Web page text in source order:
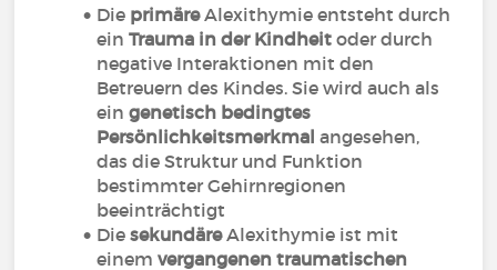
Die primäreAlexithymie entsteht durch
einTrauma in der Kindheitoder durch
negative Interaktionen mit den
Betreuern des Kindes. Sie wird auch als
eingenetisch bedingtes
Persönlichkeitsmerkmalangesehen,
das die Struktur und Funktion
bestimmter Gehirnregionen
beeinträchtigt
Die sekundäreAlexithymie ist mit
einemvergangenen traumatischen